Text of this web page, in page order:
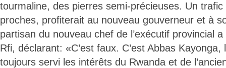
tourmaline, des pierres semi-précieuses. Un
proches, profiterait au nouveau gouverneur et à
partisan du nouveau chef de l’exécutif provincial
Rfi, déclarant: «C’est faux. C’est Abbas
toujours servi les intérêts du Rwanda et de